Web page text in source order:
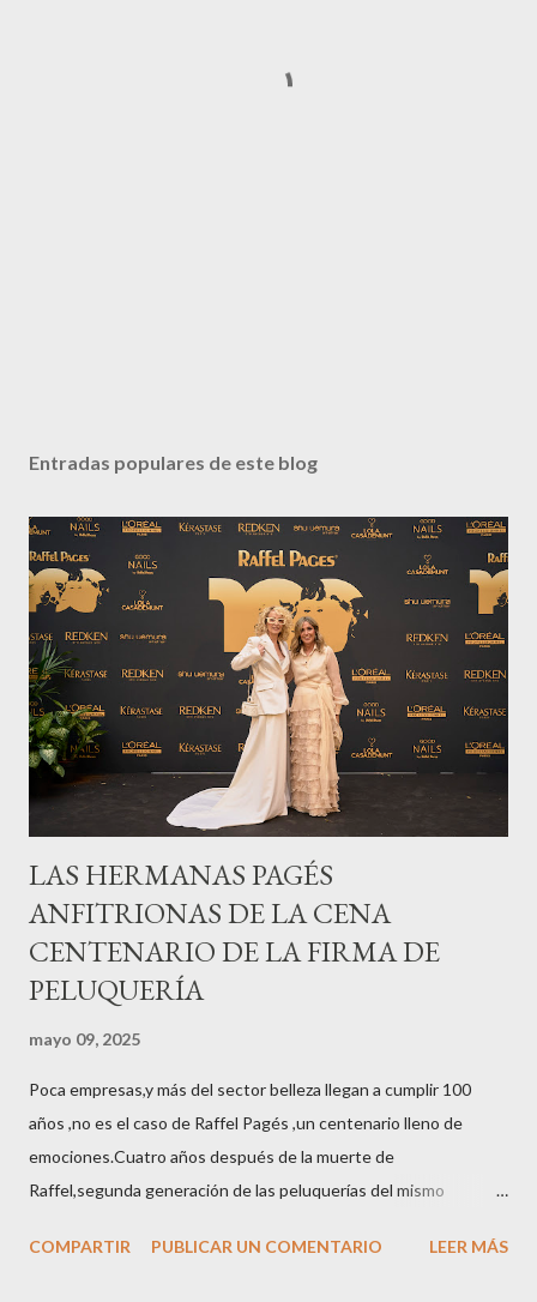
Entradas populares de este blog
LAS HERMANAS PAGÉS
ANFITRIONAS DE LA CENA
CENTENARIO DE LA FIRMA DE
PELUQUERÍA
mayo 09, 2025
Poca empresas,y más del sector belleza llegan a cumplir 100
años ,no es el caso de Raffel Pagés ,un centenario lleno de
emociones.Cuatro años después de la muerte de
Raffel,segunda generación de las peluquerías del mismo
sector en una cena de reconocimiento.Sus hijas Carolina (CEO
COMPARTIR PUBLICAR UN COMENTARIO LEER MÁS